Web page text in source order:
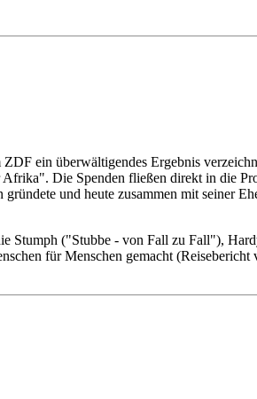
ein überwältigendes Ergebnis
Die Spenden fließen direkt in die
und heute zusammen mit seiner
Stumph ("Stubbe - von Fall zu Fall"),
für Menschen gemacht (Reisebericht